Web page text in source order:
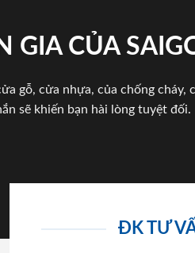
GIA CỦA
gỗ, cửa nhựa, của chống
sẽ khiến bạn hài lòng tuyệt đối.
ĐK TƯ